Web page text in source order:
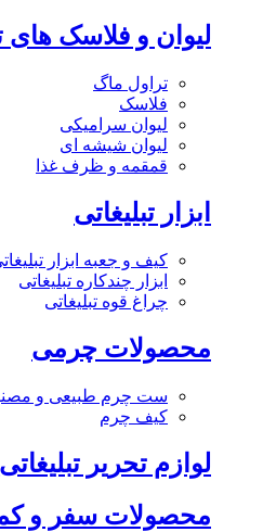
لیوان و فلاسک های
تراول ماگ
فلاسک
لیوان سرامیکی
لیوان شیشه ای
قمقمه و ظرف غذا
ابزار تبلیغاتی
کیف و جعبه ابزار
ابزار چندکاره تبلیغاتی
چراغ قوه تبلیغاتی
محصولات چرمی
ست چرم طبیعی و
کیف چرم
لوازم تحریر تبلیغاتی
محصولات سفر و